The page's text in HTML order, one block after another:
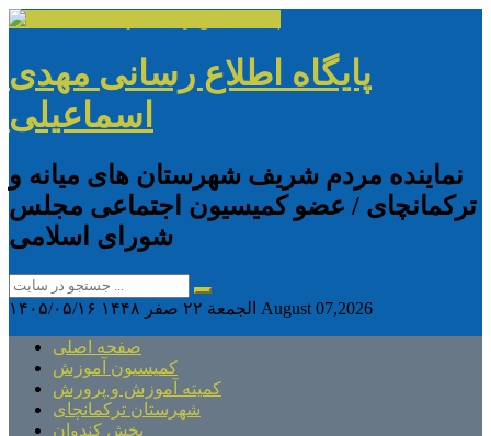
پایگاه اطلاع رسانی مهدی
اسماعیلی
نماینده مردم شریف شهرستان های میانه و
ترکمانچای / عضو کمیسیون اجتماعی مجلس
شورای اسلامی
۱۴۰۵/۰۵/۱۶ الجمعة ۲۲ صفر ۱۴۴۸ August 07,2026
صفحه اصلی
کمیسیون آموزش
کمیته آموزش و پرورش
شهرستان ترکمانچای
بخش کندوان